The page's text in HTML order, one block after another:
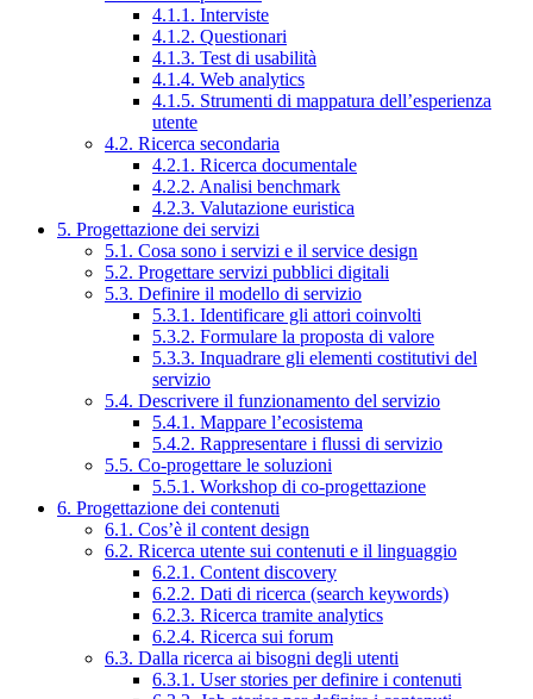
4.1.1. Interviste
4.1.2. Questionari
4.1.3. Test di usabilità
4.1.4. Web analytics
4.1.5. Strumenti di mappatura dell’esperienza
utente
4.2. Ricerca secondaria
4.2.1. Ricerca documentale
4.2.2. Analisi benchmark
4.2.3. Valutazione euristica
5. Progettazione dei servizi
5.1. Cosa sono i servizi e il service design
5.2. Progettare servizi pubblici digitali
5.3. Definire il modello di servizio
5.3.1. Identificare gli attori coinvolti
5.3.2. Formulare la proposta di valore
5.3.3. Inquadrare gli elementi costitutivi del
servizio
5.4. Descrivere il funzionamento del servizio
5.4.1. Mappare l’ecosistema
5.4.2. Rappresentare i flussi di servizio
5.5. Co-progettare le soluzioni
5.5.1. Workshop di co-progettazione
6. Progettazione dei contenuti
6.1. Cos’è il content design
6.2. Ricerca utente sui contenuti e il linguaggio
6.2.1. Content discovery
6.2.2. Dati di ricerca (search keywords)
6.2.3. Ricerca tramite analytics
6.2.4. Ricerca sui forum
6.3. Dalla ricerca ai bisogni degli utenti
6.3.1. User stories per definire i contenuti